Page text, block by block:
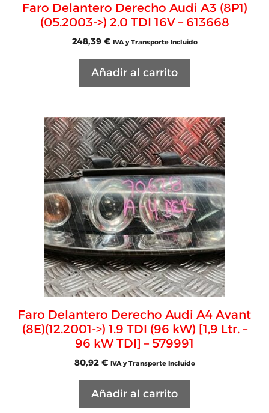
Faro Delantero Derecho Audi A3 (8P1)
(05.2003->) 2.0 TDI 16V – 613668
248,39 € IVA y Transporte Incluido
Añadir al carrito
Faro Delantero Derecho Audi A4 Avant
(8E)(12.2001->) 1.9 TDI (96 kW) [1,9 Ltr. –
96 kW TDI] – 579991
80,92 € IVA y Transporte Incluido
Añadir al carrito